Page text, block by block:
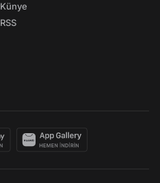
Künye
RSS